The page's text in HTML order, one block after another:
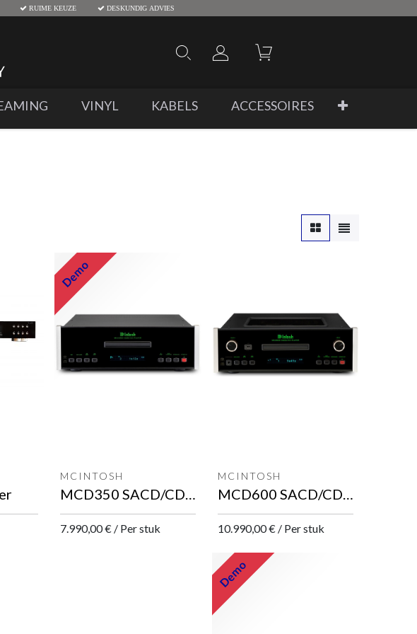
RUIME KEUZE DESKUNDIG ADVIES
VINYL KABELS ACCESSOIRES
Demo
MCINTOSH
MCD350 SACD/CD speler
7.990,00€ / Per stuk
MCINTOSH
MCD600 SACD/CD speler
10.990,00€ / Per stuk
Demo